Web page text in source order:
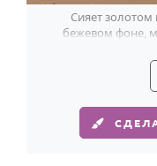
Сияет
бежевом фоне,